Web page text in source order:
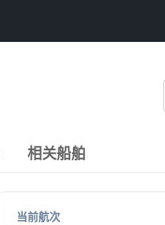
相关船舶
当前航次